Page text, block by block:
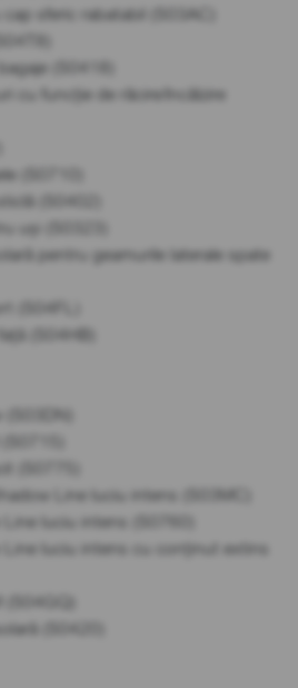
sferic rabatabil (S03AC)
(S0418)
cu funcție de răcire/încălzire
(S0710)
(S0402)
uși (S0323)
pentru geamurile laterale spate
(S04FL)
(S04HB)
(S0775)
Line luciu intens (S03MC)
luciu intens (S0760)
Line luciu intens cu conținut extins
(S0420)